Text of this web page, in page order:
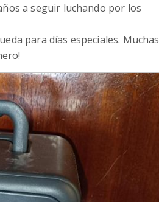
a seguir luchando por los
para días especiales. Muchas